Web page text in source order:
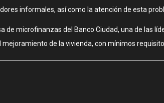
informales, así como la atención de esta
microfinanzas del Banco Ciudad, una de las
de la vivienda, con mínimos